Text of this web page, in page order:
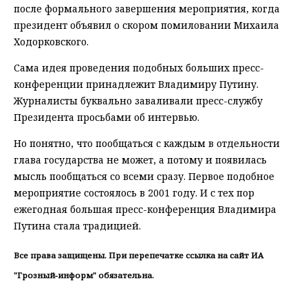
после формального завершения мероприятия, когда
президент объявил о скором помиловании Михаила
Ходорковского.
Сама идея проведения подобных больших пресс-
конференции принадлежит Владимиру Путину.
Журналисты буквально заваливали пресс-службу
Президента просьбами об интервью.
Но понятно, что пообщаться с каждым в отдельности
глава государства не может, а потому и появилась
мысль пообщаться со всеми сразу. Первое подобное
мероприятие состоялось в 2001 году. И с тех пор
ежегодная большая пресс-конференция Владимира
Путина стала традицией.
Все права защищены. При перепечатке ссылка на сайт ИА
"Грозный-информ" обязательна.